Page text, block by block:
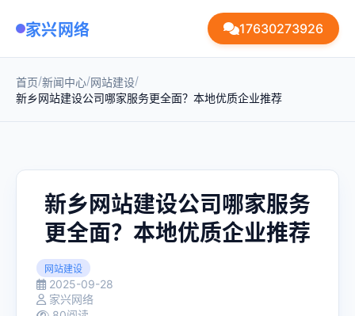
家兴网络 17630273926
首页/新闻中心/网站建设/
新乡网站建设公司哪家服务更全面？本地优质企业推荐
新乡网站建设公司哪家服务
更全面？本地优质企业推荐
网站建设
2025-09-28
家兴网络